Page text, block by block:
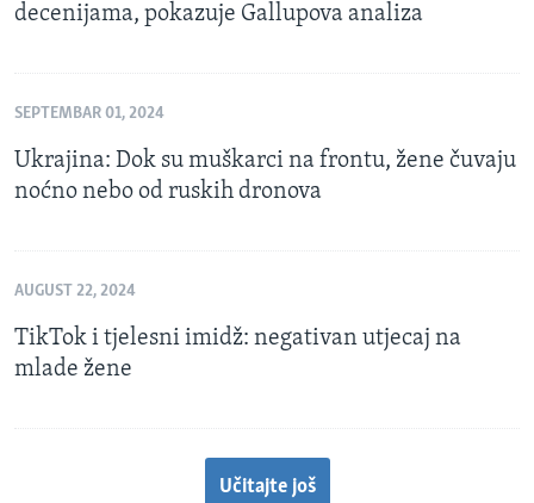
decenijama, pokazuje Gallupova analiza
SEPTEMBAR 01, 2024
Ukrajina: Dok su muškarci na frontu, žene čuvaju
noćno nebo od ruskih dronova
AUGUST 22, 2024
TikTok i tjelesni imidž: negativan utjecaj na
mlade žene
Učitajte još